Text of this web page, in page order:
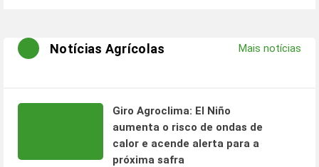
Notícias Agrícolas Mais notícias
Giro Agroclima: El Niño
aumenta o risco de ondas de
calor e acende alerta para a
próxima safra